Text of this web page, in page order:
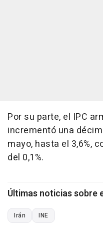
Por su parte, el IPC
incrementó una
mayo, hasta el 3,6%,
del 0,1%.
Últimas noticias sobre
Irán INE